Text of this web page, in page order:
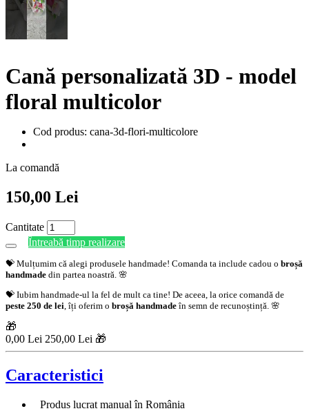
Cană personalizată 3D - model
floral multicolor
Cod produs: cana-3d-flori-multicolore
La comandă
150,00 Lei
Cantitate
Întreabă timp realizare
💝 Mulțumim că alegi produsele handmade! Comanda ta include cadou o broșă
handmade din partea noastră. 🌸
💝 Iubim handmade-ul la fel de mult ca tine! De aceea, la orice comandă de
peste 250 de lei , îți oferim o broșă handmadeîn semn de recunoștință. 🌸
🎁
0,00 Lei 250,00 Lei 🎁
Caracteristici
Produs lucrat manual în România